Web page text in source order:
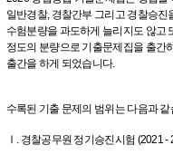
일반경찰, 경찰간부 그리고 경찰승
수험분량을 과도하게 늘리지도 않고
정도의 분량으로 기출문제집을 출간
출간을 하게 되었습니다.
수록된 기출 문제의 범위는 다음과 같
Ⅰ. 경찰공무원 정기승진시험 (2021 -